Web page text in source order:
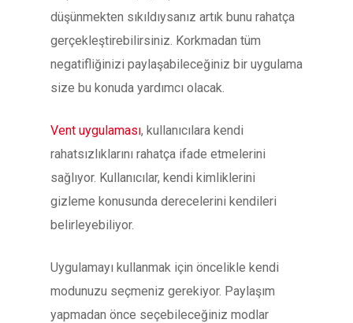
düşünmekten sıkıldıysanız artık bunu rahatça
gerçekleştirebilirsiniz. Korkmadan tüm
negatifliğinizi paylaşabileceğiniz bir uygulama
size bu konuda yardımcı olacak.
Vent uygulaması, kullanıcılara kendi
rahatsızlıklarını rahatça ifade etmelerini
sağlıyor. Kullanıcılar, kendi kimliklerini
gizleme konusunda derecelerini kendileri
belirleyebiliyor.
Uygulamayı kullanmak için öncelikle kendi
modunuzu seçmeniz gerekiyor. Paylaşım
yapmadan önce seçebileceğiniz modlar